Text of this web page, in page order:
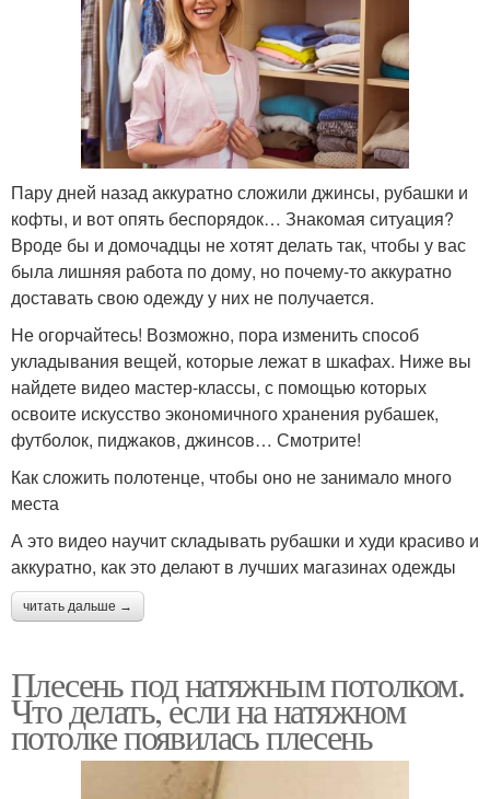
Пару дней назад аккуратно сложили джинсы, рубашки и
кофты, и вот опять беспорядок… Знакомая ситуация?
Вроде бы и домочадцы не хотят делать так, чтобы у вас
была лишняя работа по дому, но почему-то аккуратно
доставать свою одежду у них не получается.
Не огорчайтесь! Возможно, пора изменить способ
укладывания вещей, которые лежат в шкафах. Ниже вы
найдете видео мастер-классы, с помощью которых
освоите искусство экономичного хранения рубашек,
футболок, пиджаков, джинсов… Смотрите!
Как сложить полотенце, чтобы оно не занимало много
места
А это видео научит складывать рубашки и худи красиво и
аккуратно, как это делают в лучших магазинах одежды
читать дальше →
Плесень под натяжным потолком.
Что делать, если на натяжном
потолке появилась плесень